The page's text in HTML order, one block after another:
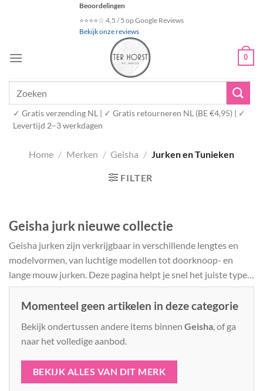
Beoordelingen
⭐⭐⭐⭐☆ 4,5 / 5 op Google Reviews
Bekijk onze reviews
0
✓ Gratis verzending NL | ✓ Gratis retourneren NL (BE €4,95) | ✓
Levertijd 2–3 werkdagen
Home / Merken / Geisha / Jurken en Tunieken
FILTER
Geisha jurk nieuwe collectie
Geisha jurken zijn verkrijgbaar in verschillende lengtes en
modelvormen, van luchtige modellen tot doorknoop- en
lange mouw jurken. Deze pagina helpt je snel het juiste type
Geisha jurk te vinden.
Momenteel geen artikelen in deze categorie
Bekijk ondertussen andere items binnen Geisha , of ga
naar het volledige aanbod.
BEKIJK ALLES VAN DIT MERK